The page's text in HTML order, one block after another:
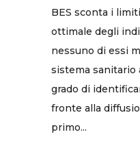
BES sconta i
ottimale degli
nessuno di essi
sistema sanitario
grado di
fronte alla
primo...